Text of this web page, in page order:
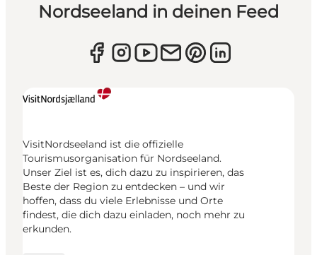
Nordseeland in deinen Feed
VisitNordseeland ist die offizielle
Tourismusorganisation für Nordseeland.
Unser Ziel ist es, dich dazu zu inspirieren, das
Beste der Region zu entdecken – und wir
hoffen, dass du viele Erlebnisse und Orte
findest, die dich dazu einladen, noch mehr zu
erkunden.